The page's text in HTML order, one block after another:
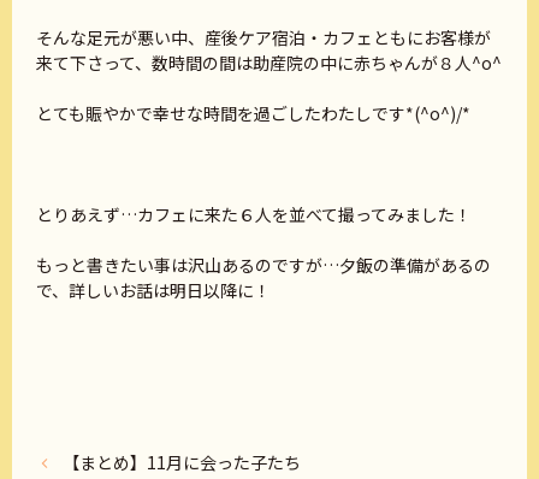
そんな足元が悪い中、産後ケア宿泊・カフェともにお客様が
来て下さって、数時間の間は助産院の中に赤ちゃんが８人^o^
とても賑やかで幸せな時間を過ごしたわたしです*(^o^)/*
とりあえず…カフェに来た６人を並べて撮ってみました！
もっと書きたい事は沢山あるのですが…夕飯の準備があるの
で、詳しいお話は明日以降に！
【まとめ】11月に会った子たち